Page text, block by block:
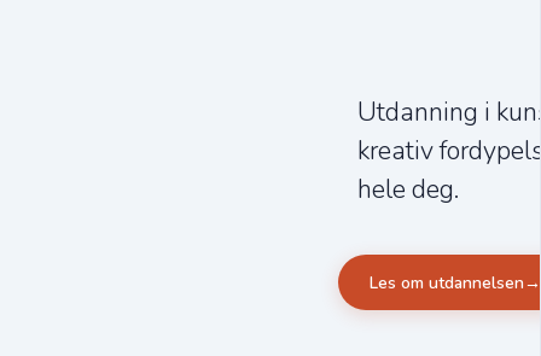
Utdanning i
kreativ
hele deg.
Les om utdannelsen→